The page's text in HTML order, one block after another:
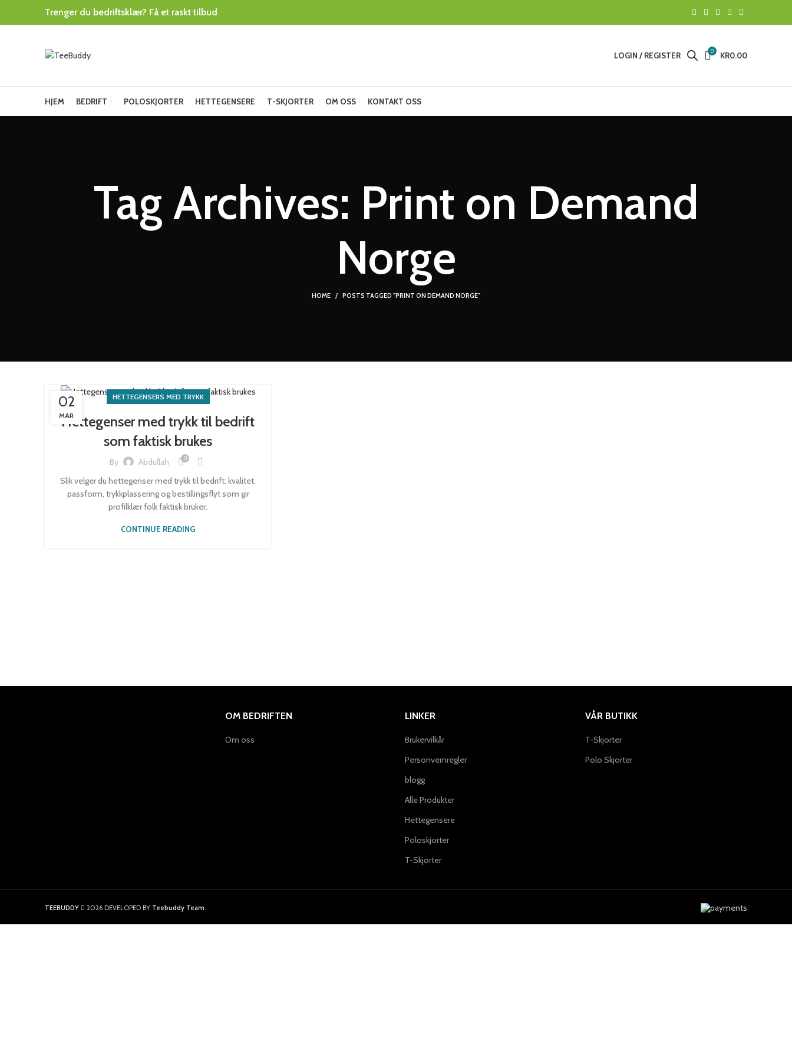
Trenger du bedriftsklær? Få et raskt tilbud
LOGIN / REGISTER 0 KR0.00
HJEM BEDRIFT POLOSKJORTER HETTEGENSERE T-SKJORTER OM OSS KONTAKT OSS
Tag Archives: Print on Demand
Norge
HOME POSTS TAGGED "PRINT ON DEMAND NORGE"
02
MAR
HETTEGENSERS MED TRYKK
Hettegenser med trykk til bedrift
som faktisk brukes
By Abdullah 0
Slik velger du hettegenser med trykk til bedrift: kvalitet,
passform, trykkplassering og bestillingsflyt som gir
profilklær folk faktisk bruker.
CONTINUE READING
OM BEDRIFTEN
Om oss
LINKER
Brukervilkår
Personvernregler
blogg
Alle Produkter
Hettegensere
Poloskjorter
T-Skjorter
VÅR BUTIKK
T-Skjorter
Polo Skjorter
TEEBUDDY 2026 DEVELOPED BY Teebuddy Team